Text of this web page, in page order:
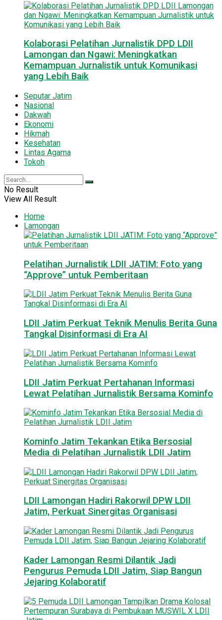
Kolaborasi Pelatihan Jurnalistik DPD LDII
Lamongan dan Ngawi: Meningkatkan
Kemampuan Jurnalistik untuk Komunikasi
yang Lebih Baik
Seputar Jatim
Nasional
Dakwah
Ekonomi
Hikmah
Kesehatan
Lintas Agama
Tokoh
No Result
View All Result
Home
Lamongan
Pelatihan Jurnalistik LDII JATIM: Foto yang
“Approve” untuk Pemberitaan
LDII Jatim Perkuat Teknik Menulis Berita Guna
Tangkal Disinformasi di Era AI
LDII Jatim Perkuat Pertahanan Informasi
Lewat Pelatihan Jurnalistik Bersama Kominfo
Kominfo Jatim Tekankan Etika Bersosial
Media di Pelatihan Jurnalistik LDII Jatim
LDII Lamongan Hadiri Rakorwil DPW LDII
Jatim, Perkuat Sinergitas Organisasi
Kader Lamongan Resmi Dilantik Jadi
Pengurus Pemuda LDII Jatim, Siap Bangun
Jejaring Kolaboratif